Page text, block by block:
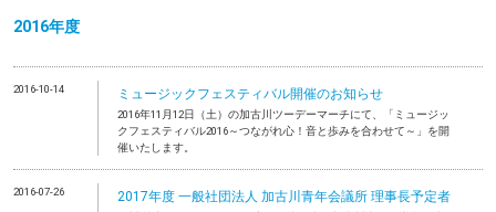
2016年度
2016-10-14 ミュージックフェスティバル開催のお知らせ
2016年11月12日（土）の加古川ツーデーマーチにて、「ミュージッ
クフェスティバル2016～つながれ心！音と歩みを合わせて～」を開
催いたします。
2016-07-26 2017年度 一般社団法人 加古川青年会議所 理事長予定者